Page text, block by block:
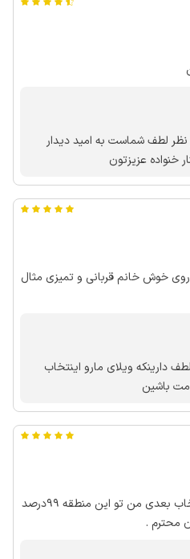
لطف شماست به امید دیدار
خنواده عزیزتون
روی خوش خانم قربانی و تمیزی مثال
دارینکه ویلای مارو اینتخاب
باشین
همه چی خوب و تکمیل بود ، انتخاب بعدی من تو این منطقه 99درصد
محترم .